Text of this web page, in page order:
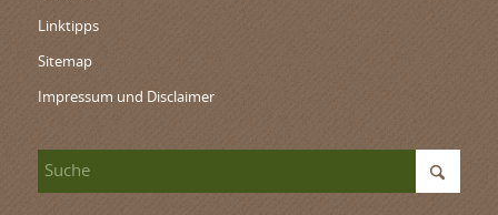
Linktipps
Sitemap
Impressum und Disclaimer